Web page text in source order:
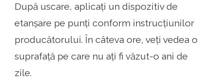
După uscare, aplicați un dispozitiv de
etanșare pe punți conform instrucțiunilor
producătorului. În câteva ore, veți vedea o
suprafață pe care nu ați fi văzut-o ani de
zile.